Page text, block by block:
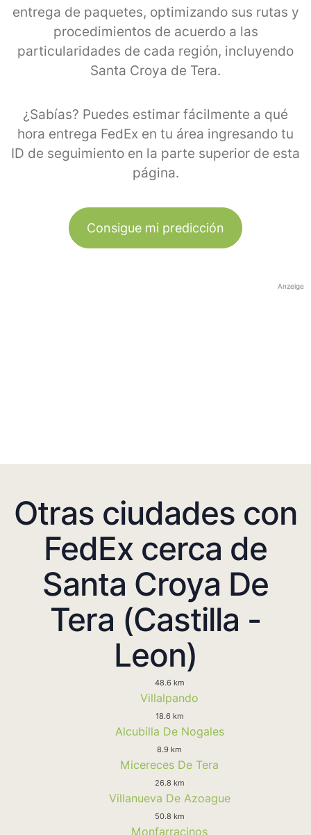
entrega de paquetes, optimizando sus rutas y
procedimientos de acuerdo a las
particularidades de cada región, incluyendo
Santa Croya de Tera.
¿Sabías? Puedes estimar fácilmente a qué
hora entrega FedEx en tu área ingresando tu
ID de seguimiento en la parte superior de esta
página.
Consigue mi predicción
Anzeige
Otras ciudades con
FedEx cerca de
Santa Croya De
Tera (Castilla -
Leon)
48.6 km
Villalpando
18.6 km
Alcubilla De Nogales
8.9 km
Micereces De Tera
26.8 km
Villanueva De Azoague
50.8 km
Monfarracinos